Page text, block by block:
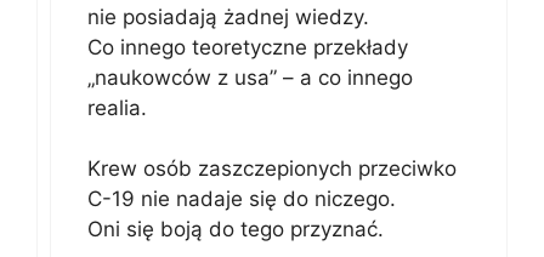
nie posiadają żadnej wiedzy.
Co innego teoretyczne przekłady
„naukowców z usa” – a co innego
realia.
Krew osób zaszczepionych przeciwko
C-19 nie nadaje się do niczego.
Oni się boją do tego przyznać.